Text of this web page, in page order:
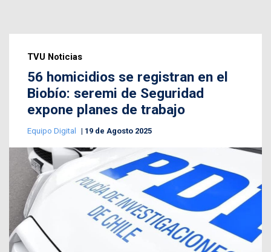
TVU Noticias
56 homicidios se registran en el
Biobío: seremi de Seguridad
expone planes de trabajo
Equipo Digital 19 de Agosto 2025